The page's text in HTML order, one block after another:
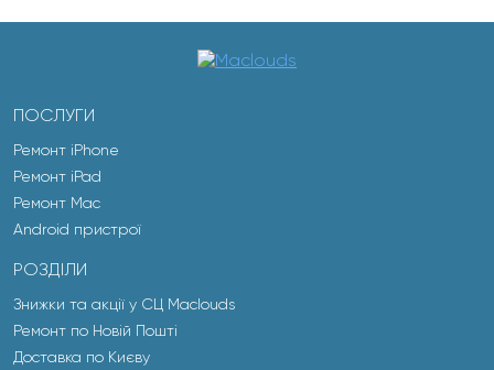
ПОСЛУГИ
Ремонт iPhone
Ремонт iPad
Ремонт Mac
Android пристрої
РОЗДІЛИ
Знижки та акції у СЦ Maclouds
Ремонт по Новій Пошті
Доставка по Києву